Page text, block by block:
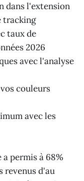
dans l'extension
tracking
taux de
2026
avec l'analyse
couleurs
avec les
permis à 68%
revenus d'au